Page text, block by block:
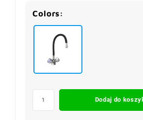
Colors:
Dodaj do